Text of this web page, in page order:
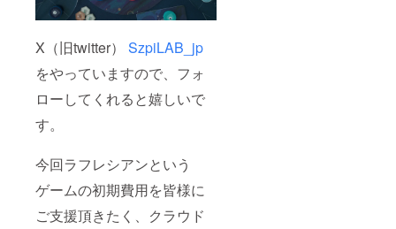
X（旧twitter） SzpiLAB_jp
をやっていますので、フォ
ローしてくれると嬉しいで
す。
今回ラフレシアンという
ゲームの初期費用を皆様に
ご支援頂きたく、クラウド